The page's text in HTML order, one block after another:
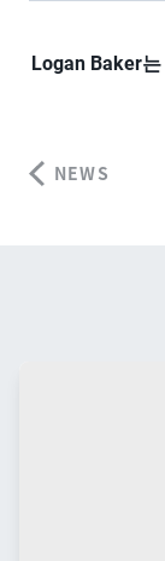
Logan Baker는
NEWS